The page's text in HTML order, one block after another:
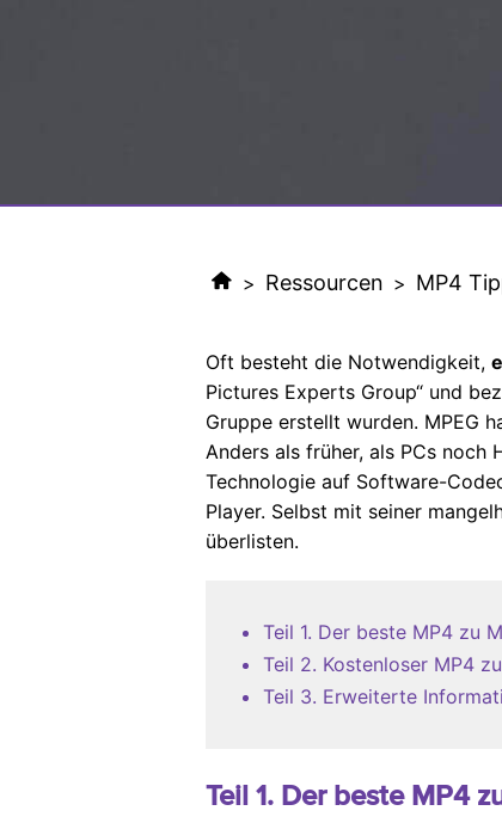
> Ressourcen > MP4
Oft besteht die Notwendigkeit,
Pictures Experts Group“ und
Gruppe erstellt wurden. MPEG
Anders als früher, als PCs
Technologie auf Software-
Player. Selbst mit seiner
überlisten.
Teil 1. Der beste MP4 zu
Teil 2. Kostenloser MP4
Teil 3. Erweiterte
Teil 1. Der beste MP4